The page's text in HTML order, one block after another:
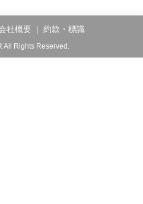
社概要 約款・標識
All Rights Reserved.